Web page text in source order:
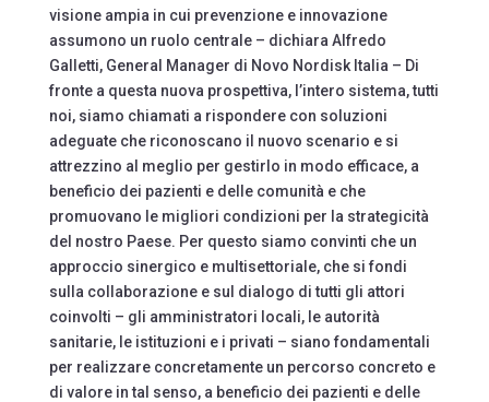
visione ampia in cui prevenzione e innovazione
assumono un ruolo centrale – dichiara Alfredo
Galletti, General Manager di Novo Nordisk Italia – Di
fronte a questa nuova prospettiva, l’intero sistema, tutti
noi, siamo chiamati a rispondere con soluzioni
adeguate che riconoscano il nuovo scenario e si
attrezzino al meglio per gestirlo in modo efficace, a
beneficio dei pazienti e delle comunità e che
promuovano le migliori condizioni per la strategicità
del nostro Paese. Per questo siamo convinti che un
approccio sinergico e multisettoriale, che si fondi
sulla collaborazione e sul dialogo di tutti gli attori
coinvolti – gli amministratori locali, le autorità
sanitarie, le istituzioni e i privati – siano fondamentali
per realizzare concretamente un percorso concreto e
di valore in tal senso, a beneficio dei pazienti e delle